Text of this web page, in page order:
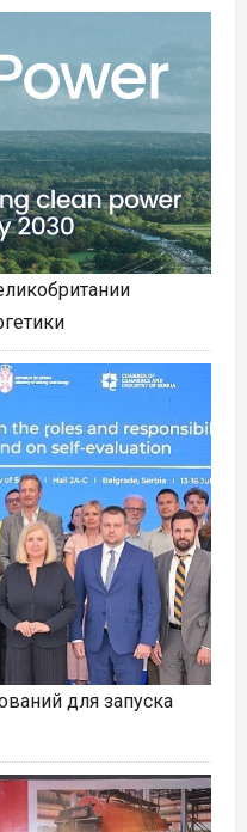
для запуска